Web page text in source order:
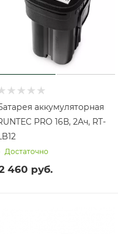
аккумуляторная
PRO 16В, 2Ач, RT-
Достаточно
460 руб.